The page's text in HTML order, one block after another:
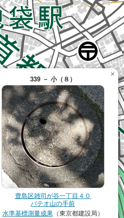
339 － 小（８）
豊島区雑司が谷一丁目４０
パテオ山の手前
水準基標測量成果（東京都建設局）
×